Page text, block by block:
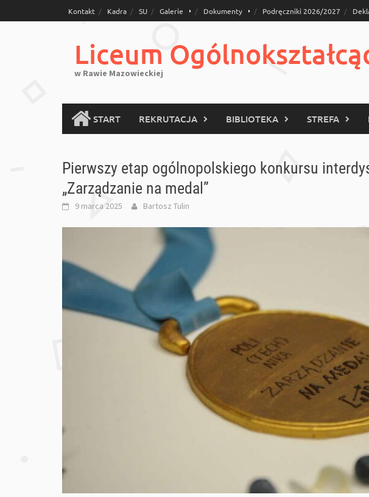
to
Kontakt Kadra SU Galerie Dokumenty Podręczniki 2026/2027
Liceum
w Rawie Mazowieckiej
START REKRUTACJA BIBLIOTEKA STREFA
Pierwszy etap ogólnopolskiego konkursu
„Zarządzanie na medal”
9 marca 2025 Bartosz Tulin